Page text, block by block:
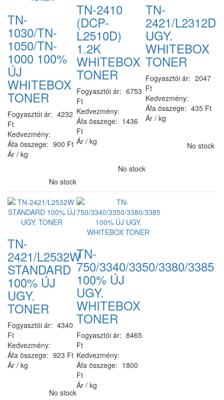
TN-
1030/TN-
1050/TN-
1000 100%
ÚJ
WHITEBOX
TONER
Fogyasztói ár: 4232
Ft
Kedvezmény:
Áfa összege: 900 Ft
Ár / kg
No stock
TN-2410
(DCP-
L2510D)
1.2K
WHITEBOX
TONER
Fogyasztói ár: 6753
Ft
Kedvezmény:
Áfa összege: 1436
Ft
Ár / kg
No stock
TN-
2421/L2312D
UGY.
WHITEBOX
TONER
Fogyasztói ár: 2047
Ft
Kedvezmény:
Áfa összege: 435 Ft
Ár / kg
No stock
TN-
2421/L2532W
STANDARD
100% ÚJ
UGY.
TONER
Fogyasztói ár: 4340
Ft
Kedvezmény:
Áfa összege: 923 Ft
Ár / kg
No stock
TN-
750/3340/3350/3380/3385
100% ÚJ
UGY.
WHITEBOX
TONER
Fogyasztói ár: 8465
Ft
Kedvezmény:
Áfa összege: 1800
Ft
Ár / kg